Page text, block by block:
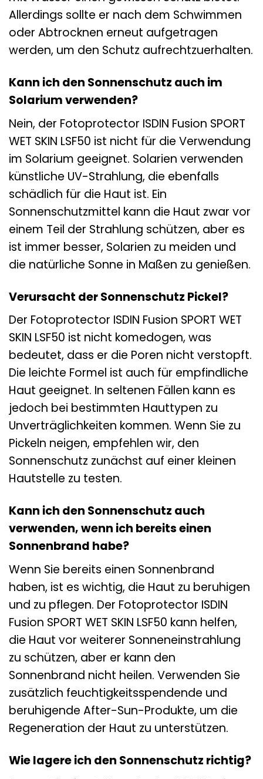
Allerdings sollte er nach dem Schwimmen
oder Abtrocknen erneut aufgetragen
werden, um den Schutz aufrechtzuerhalten.
Kann ich den Sonnenschutz auch im
Solarium verwenden?
Nein, der Fotoprotector ISDIN Fusion SPORT
WET SKIN LSF50 ist nicht für die Verwendung
im Solarium geeignet. Solarien verwenden
künstliche UV-Strahlung, die ebenfalls
schädlich für die Haut ist. Ein
Sonnenschutzmittel kann die Haut zwar vor
einem Teil der Strahlung schützen, aber es
ist immer besser, Solarien zu meiden und
die natürliche Sonne in Maßen zu genießen.
Verursacht der Sonnenschutz Pickel?
Der Fotoprotector ISDIN Fusion SPORT WET
SKIN LSF50 ist nicht komedogen, was
bedeutet, dass er die Poren nicht verstopft.
Die leichte Formel ist auch für empfindliche
Haut geeignet. In seltenen Fällen kann es
jedoch bei bestimmten Hauttypen zu
Unverträglichkeiten kommen. Wenn Sie zu
Pickeln neigen, empfehlen wir, den
Sonnenschutz zunächst auf einer kleinen
Hautstelle zu testen.
Kann ich den Sonnenschutz auch
verwenden, wenn ich bereits einen
Sonnenbrand habe?
Wenn Sie bereits einen Sonnenbrand
haben, ist es wichtig, die Haut zu beruhigen
und zu pflegen. Der Fotoprotector ISDIN
Fusion SPORT WET SKIN LSF50 kann helfen,
die Haut vor weiterer Sonneneinstrahlung
zu schützen, aber er kann den
Sonnenbrand nicht heilen. Verwenden Sie
zusätzlich feuchtigkeitsspendende und
beruhigende After-Sun-Produkte, um die
Regeneration der Haut zu unterstützen.
Wie lagere ich den Sonnenschutz richtig?